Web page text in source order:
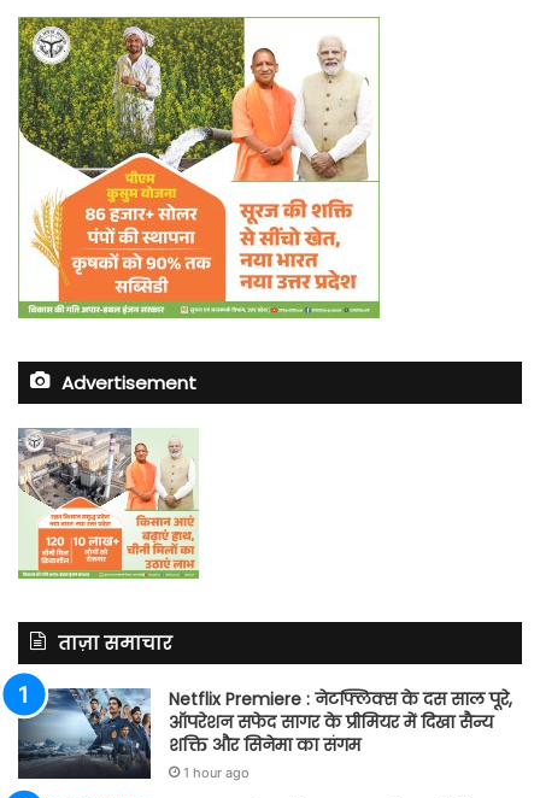
Advertisement
ताज़ा समाचार
Netflix Premiere : नेटफ्लिक्स के दस साल पूरे,
ऑपरेशन सफेद सागर के प्रीमियर में दिखा सैन्य
शक्ति और सिनेमा का संगम
1 hour ago